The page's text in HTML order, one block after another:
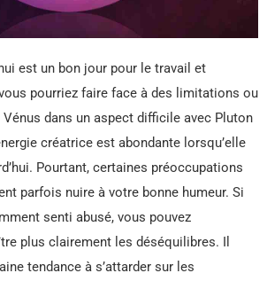
est un bon jour pour le travail et
pourriez faire face à des limitations ou
dans un aspect difficile avec Pluton
créatrice est abondante lorsqu’elle
Pourtant, certaines préoccupations
parfois nuire à votre bonne humeur. Si
senti abusé, vous pouvez
plus clairement les déséquilibres. Il
tendance à s’attarder sur les